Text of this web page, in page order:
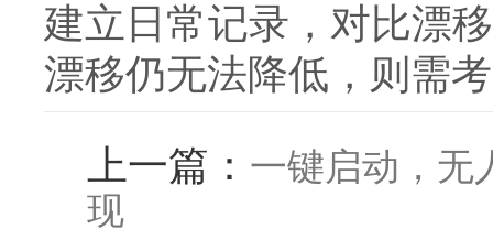
建立日常记录，对比漂
漂移仍无法降低，则需
上一篇： 一键启动，无
现